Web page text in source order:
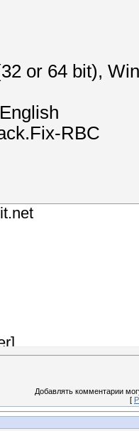
or 64 bit),
RBC
Добавлять комментарии
[